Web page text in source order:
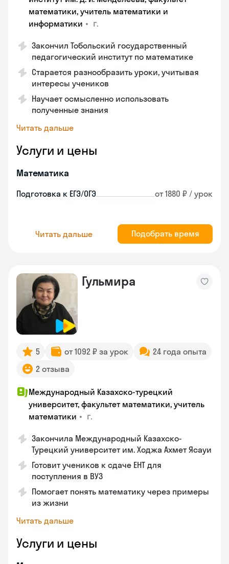
математики, учитель математики и
информатики • г.
Закончил Тобольский государственный
педагогический институт по математике
Старается разнообразить уроки, учитывая
интересы учеников
Научает осмысленно использовать
полученные знания
Читать дальше
Услуги и цены
Математика
Подготовка к ЕГЭ/ОГЭ от 1880 ₽ / урок
Читать дальше Подобрать время
Гульмира
5 от 1092 ₽ за урок
24 года опыта
2 отзыва
Международный Казахско-турецкий
университет, факультет математики, учитель
математики • г.
Закончила Международный Казахско-
Турецкий университет им. Ходжа Ахмет Ясауи
Готовит учеников к сдаче ЕНТ для
поступления в ВУЗ
Помогает понять математику через примеры
из жизни
Читать дальше
Услуги и цены